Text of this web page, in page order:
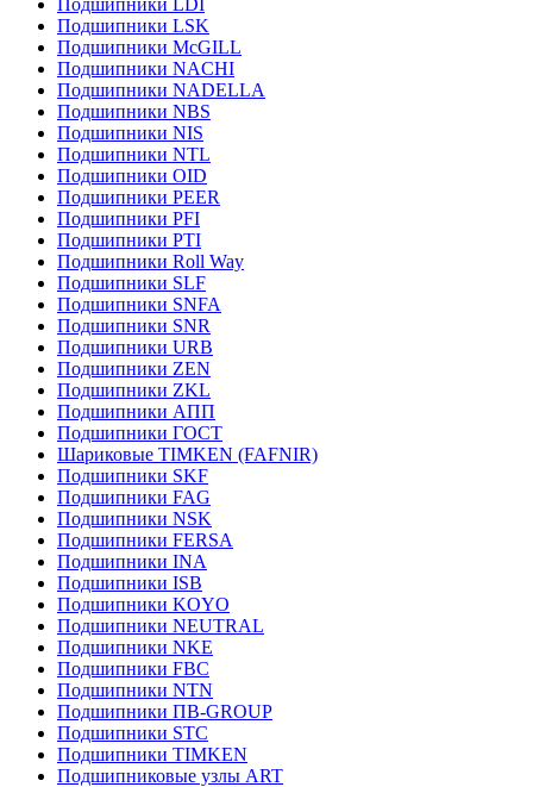
Подшипники LDI
Подшипники LSK
Подшипники McGILL
Подшипники NACHI
Подшипники NADELLA
Подшипники NBS
Подшипники NIS
Подшипники NTL
Подшипники OID
Подшипники PEER
Подшипники PFI
Подшипники PTI
Подшипники Roll Way
Подшипники SLF
Подшипники SNFA
Подшипники SNR
Подшипники URB
Подшипники ZEN
Подшипники ZKL
Подшипники АПП
Подшипники ГОСТ
Шариковые ТІMKEN (FAFNIR)
Подшипники SKF
Подшипники FAG
Подшипники NSK
Подшипники FERSA
Подшипники INA
Подшипники ISB
Подшипники KOYO
Подшипники NEUTRAL
Подшипники NKE
Подшипники FBC
Подшипники NTN
Подшипники ПВ-GROUP
Подшипники STC
Подшипники TIMKEN
Подшипниковые узлы ART